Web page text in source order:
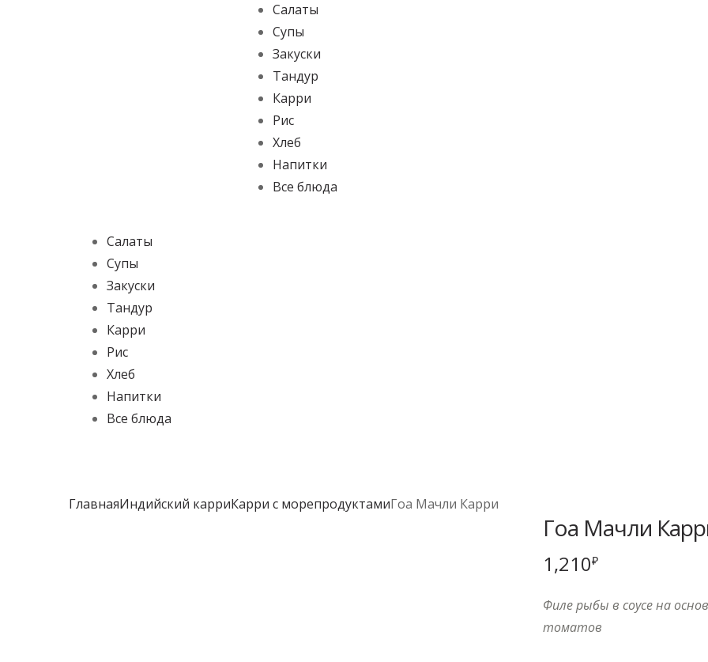
Салаты
Супы
Закуски
Тандур
Карри
Рис
Хлеб
Напитки
Все блюда
Салаты
Супы
Закуски
Тандур
Карри
Рис
Хлеб
Напитки
Все блюда
ГлавнаяИндийский карриКарри с морепродуктамиГоа Мачли Карри
Гоа Мачли
1,210₽
Филе рыбы в соусе на
томатов